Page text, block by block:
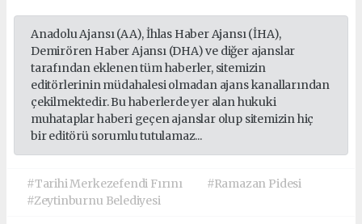
Anadolu Ajansı (AA), İhlas Haber Ajansı (İHA),
Demirören Haber Ajansı (DHA) ve diğer ajanslar
tarafından eklenen tüm haberler, sitemizin
editörlerinin müdahalesi olmadan ajans kanallarından
çekilmektedir. Bu haberlerde yer alan hukuki
muhataplar haberi geçen ajanslar olup sitemizin hiç
bir editörü sorumlu tutulamaz...
#Tarihi Merkezefendi Fırını
#Ramazan Pidesi
#Zeytinburnu Belediyesi